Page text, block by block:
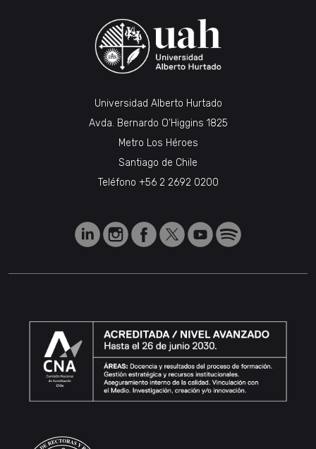
Universidad Alberto Hurtado
Avda. Bernardo O’Higgins 1825
Metro Los Héroes
Santiago de Chile
Teléfono +56 2 2692 0200